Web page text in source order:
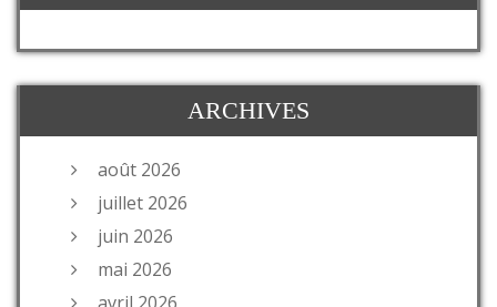
ARCHIVES
août 2026
juillet 2026
juin 2026
mai 2026